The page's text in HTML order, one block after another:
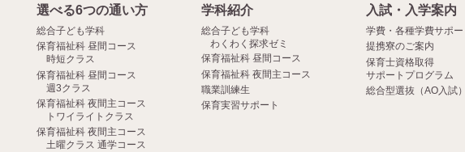
選べる6つの通い方
総合子ども学科
保育福祉科 昼間コース
時短クラス
保育福祉科 昼間コース
週3クラス
保育福祉科 夜間主コース
トワイライトクラス
保育福祉科 夜間主コース
土曜クラス 通学コース
学科紹介
総合子ども学科
わくわく探求ゼミ
保育福祉科 昼間コース
保育福祉科 夜間主コース
職業訓練生
保育実習サポート
入試・入学案内
学費・各種学費サポー
提携寮のご案内
保育士資格取得
サポートプログラム
総合型選抜（AO入試）